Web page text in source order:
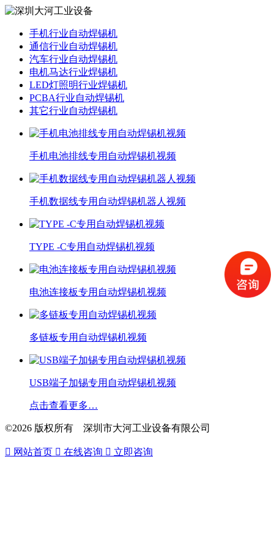
手机行业自动焊锡机
通信行业自动焊锡机
汽车行业自动焊锡机
电机马达行业焊锡机
LED灯照明行业焊锡机
PCBA行业自动焊锡机
其它行业自动焊锡机
手机电池排线专用自动焊锡机视频
手机数据线专用自动焊锡机器人视频
TYPE -C专用自动焊锡机视频
电池连接板专用自动焊锡机视频
多链板专用自动焊锡机视频
USB端子加锡专用自动焊锡机视频
点击查看更多…
©2026 版权所有 深圳市大河工业设备有限公司
 网站首页  在线咨询  立即咨询